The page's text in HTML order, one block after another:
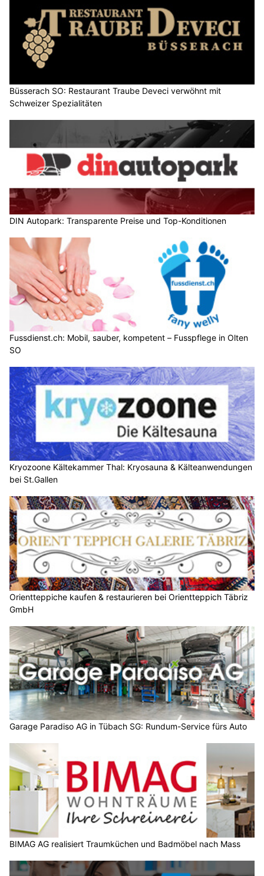
Büsserach SO: Restaurant Traube Deveci verwöhnt mit
Schweizer Spezialitäten
DIN Autopark: Transparente Preise und Top-Konditionen
Fussdienst.ch: Mobil, sauber, kompetent – Fusspflege in Olten
SO
Kryozoone Kältekammer Thal: Kryosauna & Kälteanwendungen
bei St.Gallen
Orientteppiche kaufen & restaurieren bei Orientteppich Täbriz
GmbH
Garage Paradiso AG in Tübach SG: Rundum-Service fürs Auto
BIMAG AG realisiert Traumküchen und Badmöbel nach Mass